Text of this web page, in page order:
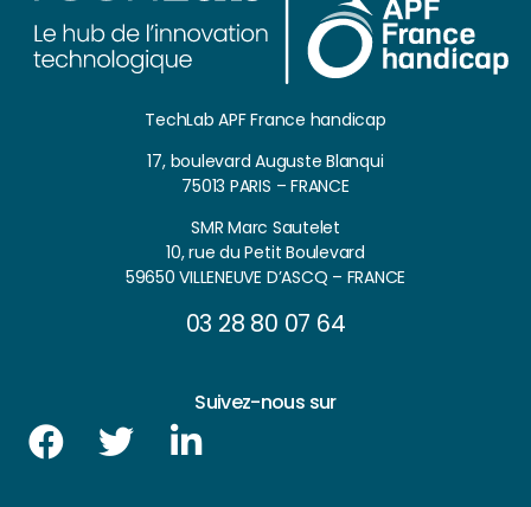
TechLab APF France handicap
17, boulevard Auguste Blanqui
75013 PARIS – FRANCE
SMR Marc Sautelet
10, rue du Petit Boulevard
59650 VILLENEUVE D’ASCQ – FRANCE
03 28 80 07 64
Suivez-nous sur